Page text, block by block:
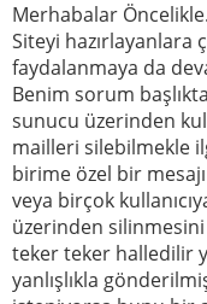
Merhabalar Öncelikle.
Siteyi hazırlayanlara
faydalanmaya da
Benim sorum
sunucu üzerinden
mailleri silebilmekle
birime özel bir
veya birçok
üzerinden
teker teker halledilir
yanlışlıkla